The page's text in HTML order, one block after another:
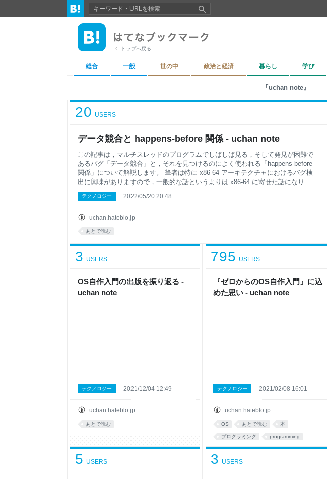
トップへ戻る
総合 一般 世の中 政治と経済 暮らし 学び
『uchan note』
データ競合と happens-before 関係 - uchan note
20 USERS
uchan.hateblo.jp
この記事は，マルチスレッドのプログラムでしばしば見る，そして発見が困難で
あるバグ「データ競合」と，それを見つけるのによく使われる「happens-before
関係」について解説します。 筆者は特に x86-64 アーキテクチャにおけるバグ検
出に興味がありますので，一般的な話というよりは x86-64 に寄せた話になりま
す。 想定読者 データ競合バグの発生原理やアトミック変数を使ったバグの防止
方法を知りたいと思っているプログラマ データ競合バグを検出する手法，特に
例に説明しますが，その他のアーキテクチャや言語にも通じる話もたくさんあり
ます。 記事の概要 データ競合，アトミック変数，逐次一貫性，happens-before
関係などの用語に興味がありますか？ この記事はマルチスレッドで良く
テクノロジー 2022/05/20 20:48
あとで読む
OS自作入門の出版を振り返る -
uchan note
3 USERS
uchan.hateblo.jp
テクノロジー 2021/12/04 12:49
あとで読む
『ゼロからのOS自作入門』に込
めた思い - uchan note
795 USERS
uchan.hateblo.jp
テクノロジー 2021/02/08 16:01
OS あとで読む 本
プログラミング programming
book 書籍 出版 入門
自作
5 USERS 3 USERS